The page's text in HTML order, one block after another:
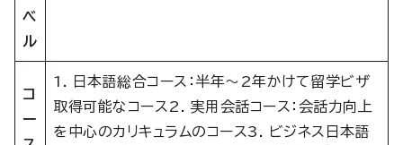
ベ
ル
コ
ー
1. 日本語総合コース：半年〜2年かけて留学ビザ
取得可能なコース2. 実用会話コース：会話力向上
を中心のカリキュラムのコース3. ビジネス日本語